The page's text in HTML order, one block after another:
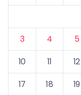
3
4 5
10
11 12
17
18 19